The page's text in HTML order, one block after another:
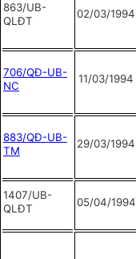
863/UB-
QLĐT
02/03/1994
706/QĐ-UB-
NC
11/03/1994
883/QĐ-UB-
TM
29/03/1994
1407/UB-
QLĐT
05/04/1994